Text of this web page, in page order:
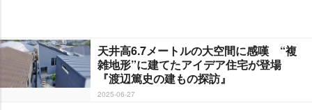
天井高6.7メートルの大空間に感嘆 “複
雑地形”に建てたアイデア住宅が登場
『渡辺篤史の建もの探訪』
2025-06-27